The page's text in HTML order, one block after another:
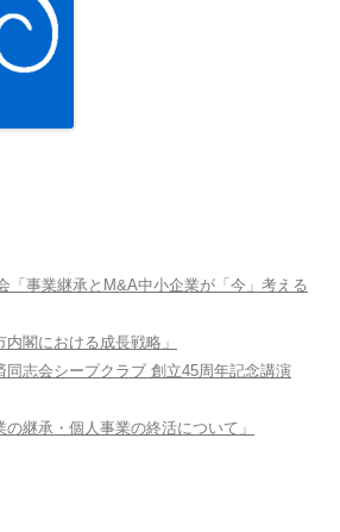
「事業継承とM&A中小企業が「今」考える
閣における成長戦略」
同志会シープクラブ 創立45周年記念講演
継承・個人事業の終活について」